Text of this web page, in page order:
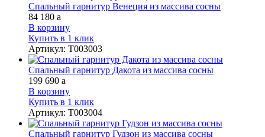
Спальный гарнитур Венеция из массива сосны
84 180 a
В корзину
Купить в 1 клик
Артикул: Т003003
Спальный гарнитур Дакота из массива сосны
199 690 a
В корзину
Купить в 1 клик
Артикул: Т003004
Спальный гарнитур Гудзон из массива сосны